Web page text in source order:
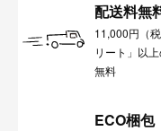
配送料無
11,000円（
リート」以
無料
ECO梱包